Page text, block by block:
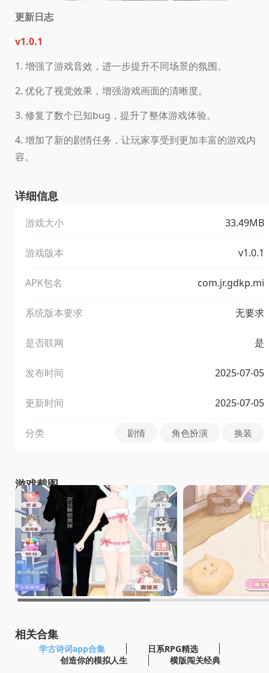
更新日志
v1.0.1
1. 增强了游戏音效，进一步提升不同场景的氛围。
2. 优化了视觉效果，增强游戏画面的清晰度。
3. 修复了数个已知bug，提升了整体游戏体验。
4. 增加了新的剧情任务，让玩家享受到更加丰富的游戏内
容。
详细信息
游戏大小 33.49MB
游戏版本 v1.0.1
APK包名 com.jr.gdkp.mi
系统版本要求 无要求
是否联网 是
发布时间 2025-07-05
更新时间 2025-07-05
分类 剧情 角色扮演 换装
游戏截图
相关合集
学古诗词app合集
日系RPG精选
创造你的模拟人生
横版闯关经典